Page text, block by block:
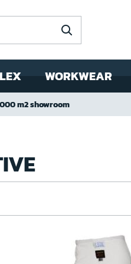
WORKWEAR
m2 showroom